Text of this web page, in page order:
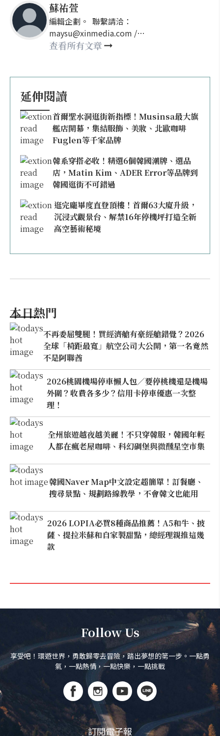
蘇祐萱
編輯企劃。 聯繫請洽：
maysu@xinmedia.com /
may860527@gmail.com
查看所有文章
延伸閱讀
首爾聖水洞逛街新指標！Musinsa最大旗
艦店開幕，集結服飾、美妝、北歐咖啡
Fuglen等千家品牌
韓系穿搭必收！精選6個韓國潮牌、選品
店，Matin Kim、ADER Error等品牌到
韓國逛街不可錯過
逛完龐畢度直登頂樓！首爾63大廈升級，
沉浸式觀景台、解禁16年停機坪打造全新
高空藝術秘境
本日熱門
不再委屈雙腿！買經濟艙有豪經艙錯覺？2026
全球「椅距最寬」航空公司大公開，第一名竟然
不是阿聯酋
2026桃園機場停車懶人包／要停桃機還是機場
外圍？收費各多少？信用卡停車優惠一次整
理！
全州旅遊越夜越美麗！不只穿韓服，韓國年輕
人都在瘋老屋咖啡、科幻碉堡與微醺星空市集
韓國Naver Map中文設定超簡單！訂餐廳、
搜尋景點、規劃路線教學，不會韓文也能用
2026 LOPIA必買8種商品推薦！A5和牛、披
薩、提拉米蘇和自家製甜點，總經理親推這幾
款
Follow Us
享受吧！環遊世界，勇敢歸零去冒險，踏出夢想的第一步。一點勇
氣，一點熱情，一點快樂，一點挑戰
訂閱電子報